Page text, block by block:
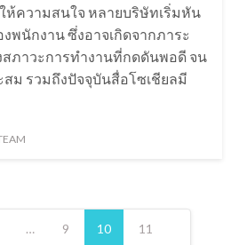
ความสนใจ หลายบริษัทเริ่มหัน
พนักงาน ซึ่งอาจเกิดจากภาระ
สภาวะการทำงานที่กดดันพอดี จน
สม รวมถึงปัจจุบันสื่อโซเชียลมี
… 9 10 11